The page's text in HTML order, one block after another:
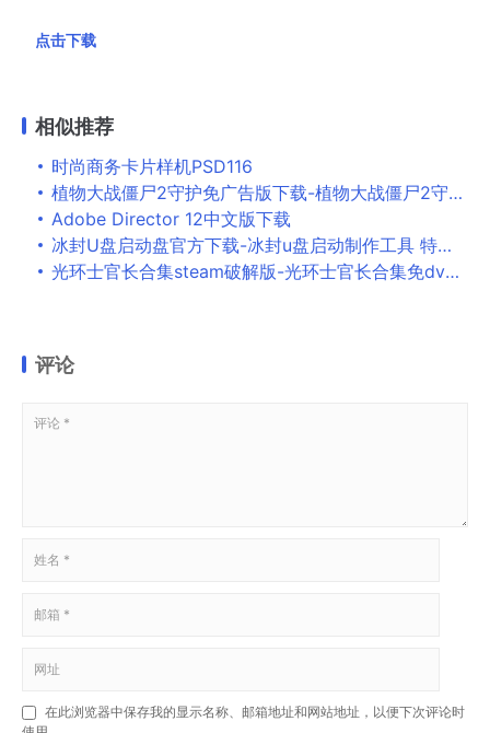
点击下载
相似推荐
时尚商务卡片样机PSD116
植物大战僵尸2守护免广告版下载-植物大战僵尸2守护内置菜单版下载v5.1.24无限金币版
Adobe Director 12中文版下载
冰封U盘启动盘官方下载-冰封u盘启动制作工具 特别纯净版v16.0下载
光环士官长合集steam破解版-光环士官长合集免dvd版下载(附配置要求) v1.0
评论
在此浏览器中保存我的显示名称、邮箱地址和网站地址，以便下次评论时